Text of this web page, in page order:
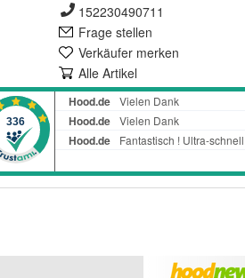
152230490711
Frage stellen
Verkäufer merken
Alle Artikel